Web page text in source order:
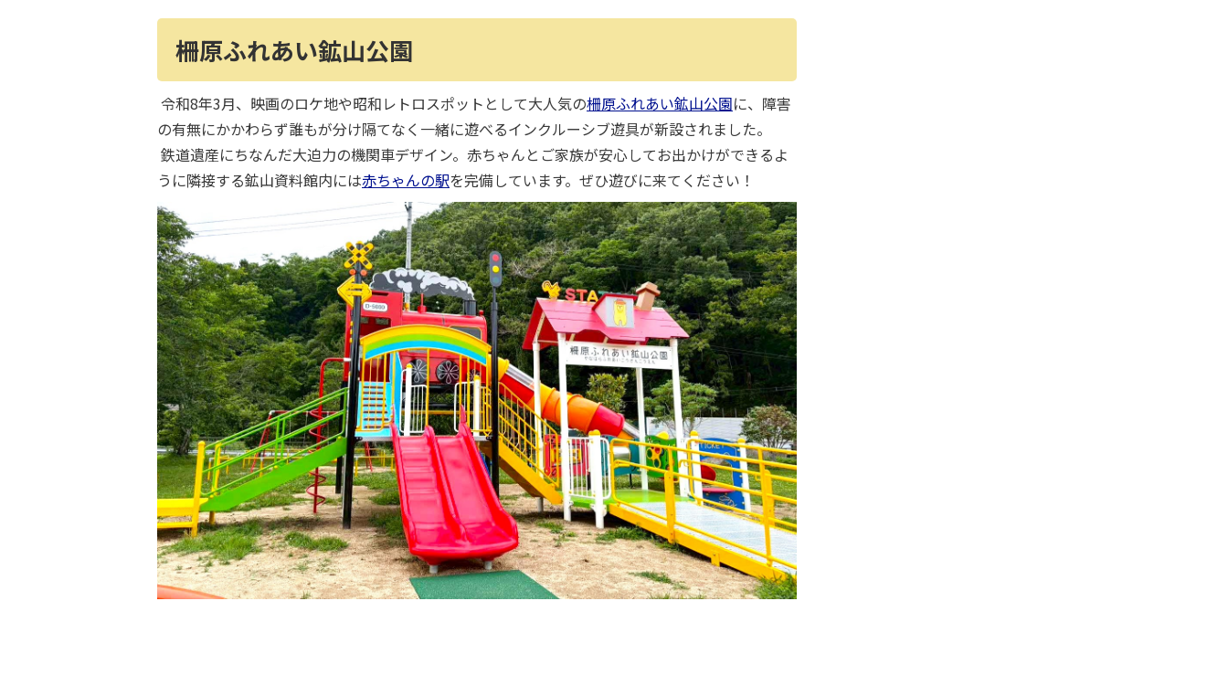
柵原ふれあい鉱山公園
令和8年3月、映画のロケ地や昭和レトロスポットとして大人気の柵原ふれあい鉱山公園に、障害
の有無にかかわらず誰もが分け隔てなく一緒に遊べるインクルーシブ遊具が新設されました。
鉄道遺産にちなんだ大迫力の機関車デザイン。赤ちゃんとご家族が安心してお出かけができるよ
うに隣接する鉱山資料館内には赤ちゃんの駅を完備しています。ぜひ遊びに来てください！